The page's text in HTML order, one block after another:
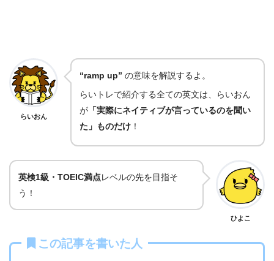
らいおん
“ramp up” の意味を解説するよ。
らいトレで紹介する全ての英文は、らいおん
が 「実際にネイティブが言っているのを聞い
た」ものだけ ！
英検1級・TOEIC満点レベルの先を目指そ
う！
ひよこ
この記事を書いた人